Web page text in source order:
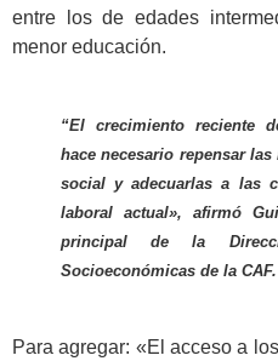
entre los de edades
menor educación.
“El crecimiento reciente
hace necesario repensar
social y adecuarlas a las
laboral actual», afirmó
principal de la
Socioeconómicas de la CAF.
Para agregar: «El acceso a